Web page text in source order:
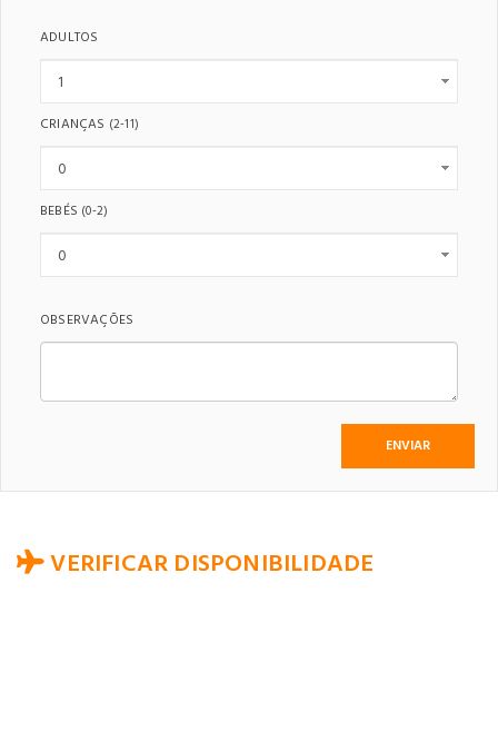
ADULTOS
CRIANÇAS (2-11)
BEBÉS (0-2)
OBSERVAÇÕES
VERIFICAR DISPONIBILIDADE